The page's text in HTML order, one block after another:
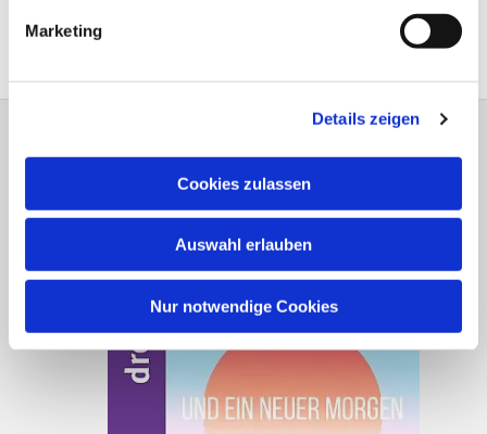
Marketing
Details zeigen
Cookies zulassen
Auswahl erlauben
Nur notwendige Cookies
Dreiklang Heft 1 - 2026